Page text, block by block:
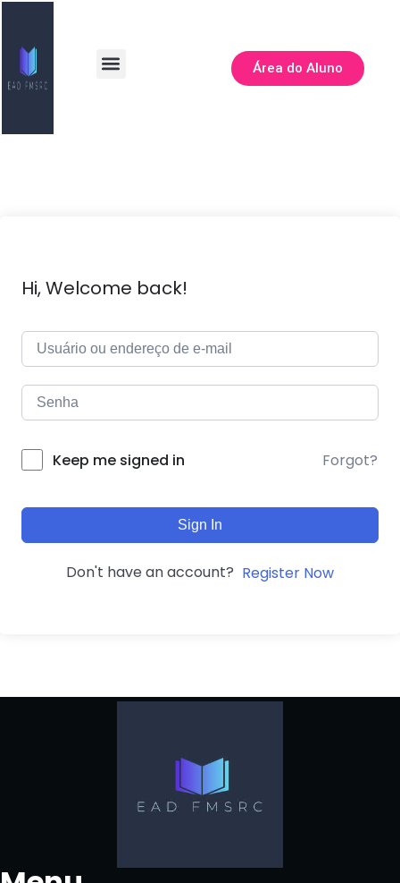
Área do Aluno
Hi, Welcome back!
Keep me signed in Forgot?
Sign In
Don't have an account? Register Now